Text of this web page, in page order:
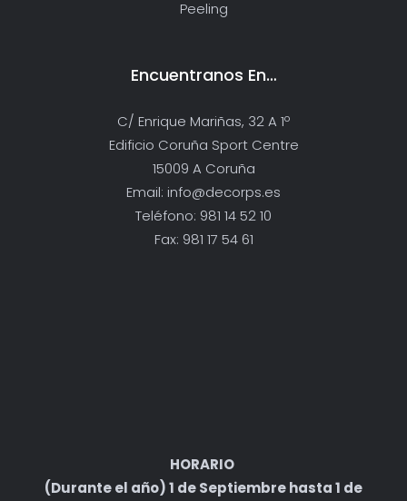
Peeling
Encuentranos En…
C/ Enrique Mariñas, 32 A 1º
Edificio Coruña Sport Centre
15009 A Coruña
Email: info@decorps.es
Teléfono: 981 14 52 10
Fax: 981 17 54 61
HORARIO
(Durante el año) 1 de Septiembre hasta 1 de